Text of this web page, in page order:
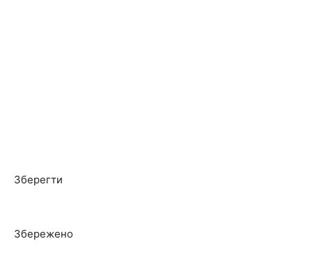
Зберегти
Збережено